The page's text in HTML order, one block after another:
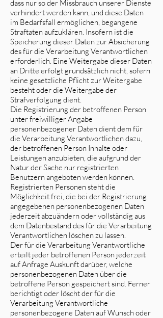
dass nur so der Missbrauch unserer Dienste
verhindert werden kann, und diese Daten
im Bedarfsfall ermöglichen, begangene
Straftaten aufzuklären. Insofern ist die
Speicherung dieser Daten zur Absicherung
des für die Verarbeitung Verantwortlichen
erforderlich. Eine Weitergabe dieser Daten
an Dritte erfolgt grundsätzlich nicht, sofern
keine gesetzliche Pflicht zur Weitergabe
besteht oder die Weitergabe der
Strafverfolgung dient.
Die Registrierung der betroffenen Person
unter freiwilliger Angabe
personenbezogener Daten dient dem für
die Verarbeitung Verantwortlichen dazu,
der betroffenen Person Inhalte oder
Leistungen anzubieten, die aufgrund der
Natur der Sache nur registrierten
Benutzern angeboten werden können.
Registrierten Personen steht die
Möglichkeit frei, die bei der Registrierung
angegebenen personenbezogenen Daten
jederzeit abzuändern oder vollständig aus
dem Datenbestand des für die Verarbeitung
Verantwortlichen löschen zu lassen.
Der für die Verarbeitung Verantwortliche
erteilt jeder betroffenen Person jederzeit
auf Anfrage Auskunft darüber, welche
personenbezogenen Daten über die
betroffene Person gespeichert sind. Ferner
berichtigt oder löscht der für die
Verarbeitung Verantwortliche
personenbezogene Daten auf Wunsch oder